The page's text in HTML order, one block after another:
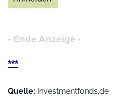
- Ende Anzeige -
***
Quelle: Investmentfonds.de